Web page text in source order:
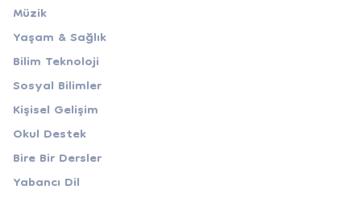
Müzik
Yaşam & Sağlık
Bilim Teknoloji
Sosyal Bilimler
Kişisel Gelişim
Okul Destek
Bire Bir Dersler
Yabancı Dil